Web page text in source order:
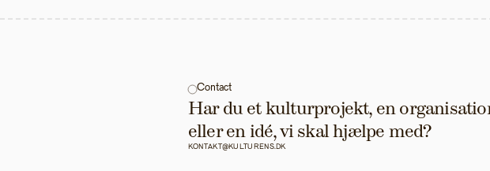
KONTAKT@KULTURENS.DK
Har du et kulturprojekt, en
eller en idé, vi skal hjælpe med?
Contact